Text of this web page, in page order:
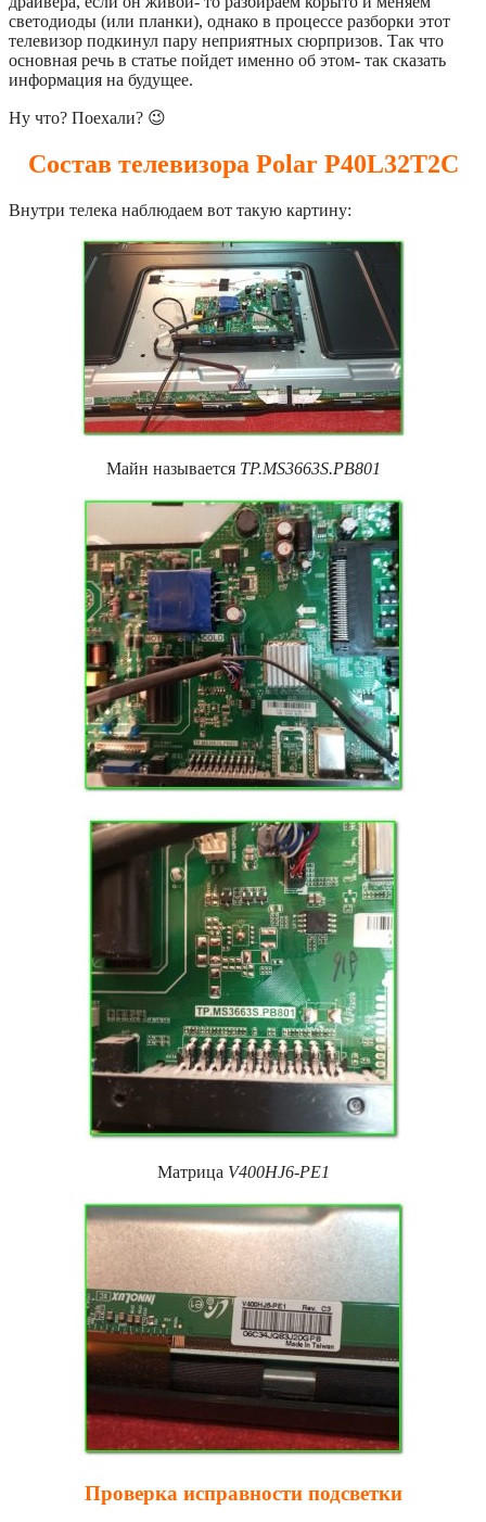
светодиоды (или планки), однако в процессе разборки этот
телевизор подкинул пару неприятных сюрпризов. Так что
основная речь в статье пойдет именно об этом- так сказать
информация на будущее.
Ну что? Поехали? 😉
Состав телевизора Polar P40L32T2C
Внутри телека наблюдаем вот такую картину:
Майн называется TP.MS3663S.PB801
Матрица V400HJ6-PE1
Проверка исправности подсветки